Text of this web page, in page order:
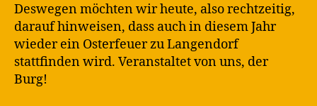
Deswegen möchten wir heute, also rechtzeitig,
darauf hinweisen, dass auch in diesem Jahr
wieder ein Osterfeuer zu Langendorf
stattfinden wird. Veranstaltet von uns, der
Burg!